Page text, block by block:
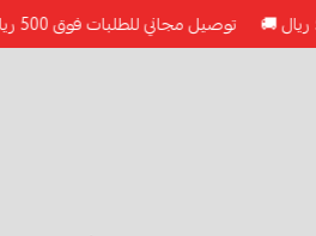
توصيل مجاني للطلبات فوق 500 ريال 🚚